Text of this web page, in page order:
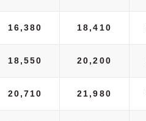
16,380 18,410
18,550 20,200
20,710 21,980